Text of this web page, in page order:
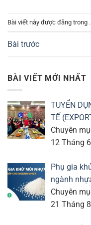
Bài viết này được đăng trong
Bài trước
BÀI VIẾT MỚI NHẤT
TUYỂN
TẾ
Chuyên
12 Tháng
Phụ gia
ngành
Chuyên
21 Tháng